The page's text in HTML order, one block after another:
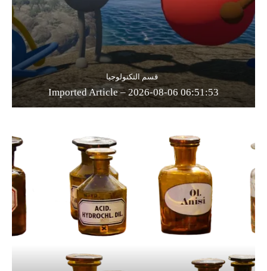
قسم التكنولوجيا
Imported Article – 2026-08-06 06:51:53